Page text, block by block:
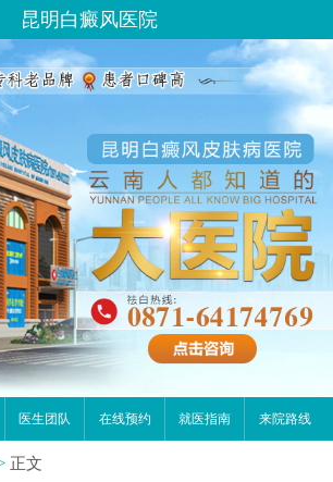
昆明白癜风医院
医生团队 在线预约 就医指南 来院路线
正文